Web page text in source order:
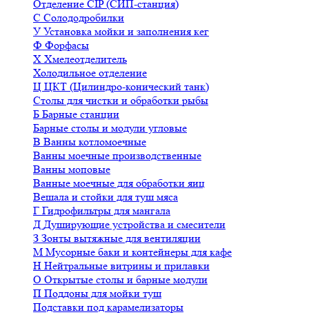
Отделение CIP (СИП-станция)
С Солододробилки
У Установка мойки и заполнения кег
Ф Форфасы
Х Хмелеотделитель
Холодильное отделение
Ц ЦКТ (Цилиндро-конический танк)
Столы для чистки и обработки рыбы
Б Барные станции
Барные столы и модули угловые
В Ванны котломоечные
Ванны моечные производственные
Ванны моповые
Ванные моечные для обработки яиц
Вешала и стойки для туш мяса
Г Гидрофильтры для мангала
Д Душирующие устройства и смесители
З Зонты вытяжные для вентиляции
М Мусорные баки и контейнеры для кафе
Н Нейтральные витрины и прилавки
О Открытые столы и барные модули
П Поддоны для мойки туш
Подставки под карамелизаторы